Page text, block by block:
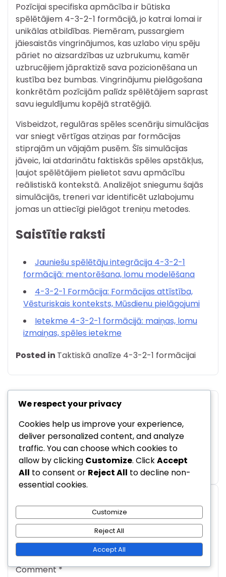
Pozīcijai specifiska apmācība ir būtiska
spēlētājiem 4-3-2-1 formācijā, jo katrai lomai ir
unikālas atbildības. Piemēram, pussargiem
jāiesaistās vingrinājumos, kas uzlabo viņu spēju
pāriet no aizsardzības uz uzbrukumu, kamēr
uzbrucējiem jāpraktizē sava pozicionēšana un
kustība bez bumbas. Vingrinājumu pielāgošana
konkrētām pozīcijām palīdz spēlētājiem saprast
savu ieguldījumu kopējā stratēģijā.
Visbeidzot, regulāras spēles scenāriju simulācijas
var sniegt vērtīgas atziņas par formācijas
stiprajām un vājajām pusēm. Šīs simulācijas
jāveic, lai atdarinātu faktiskās spēles apstākļus,
ļaujot spēlētājiem pielietot savu apmācību
reālistiskā kontekstā. Analizējot sniegumu šajās
simulācijās, treneri var identificēt uzlabojumu
jomas un attiecīgi pielāgot treniņu metodes.
Saistītie raksti
Jauniešu spēlētāju integrācija 4-3-2-1
formācijā: mentorēšana, lomu modelēšana
4-3-2-1 Formācija: Formācijas attīstība,
Vēsturiskais konteksts, Mūsdienu pielāgojumi
Ietekme 4-3-2-1 formācijā: maiņas, lomu
izmaiņas, spēles ietekme
Posted in Taktiskā analīze 4-3-2-1 formācijai
Post
navigation
Previous:
Taktiskā elastība 4-3-
2-1 formācijā: lomu
pielāgošana, situatīvā
apziņa
4-3-2-1 Formācija:
Formācijas stiprās
puses, vājās puses,
situatīvās pielāgošanās
Your email address will not be published.
Required fields are marked*
Comment*
We respect your privacy
Cookies help us improve your experience,
deliver personalized content, and analyze
traffic. You can choose which cookies to
allow by clicking Customize. ClickAccept
All to consent or Reject All to decline non-
essential cookies.
Customize
Reject All
Accept All